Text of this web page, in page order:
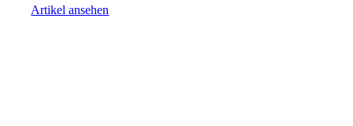
Artikel ansehen